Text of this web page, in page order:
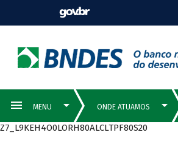
Z7_L9KEH4O0LORH80ALCLTPF80S20